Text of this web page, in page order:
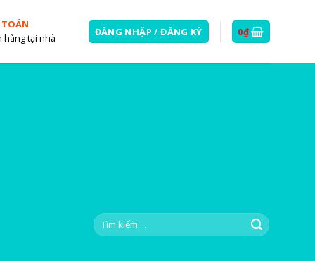
hàng tại nhà
ĐĂNG NHẬP / ĐĂNG KÝ 0₫
Tìm
kiếm: